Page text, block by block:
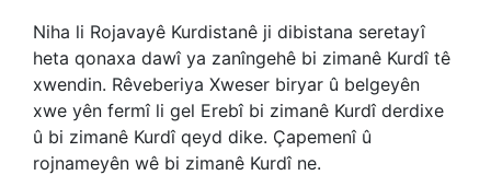
Niha li Rojavayê Kurdistanê ji dibistana seretayî
heta qonaxa dawî ya zanîngehê bi zimanê Kurdî tê
xwendin. Rêveberiya Xweser biryar û belgeyên
xwe yên fermî li gel Erebî bi zimanê Kurdî derdixe
û bi zimanê Kurdî qeyd dike. Çapemenî û
rojnameyên wê bi zimanê Kurdî ne.